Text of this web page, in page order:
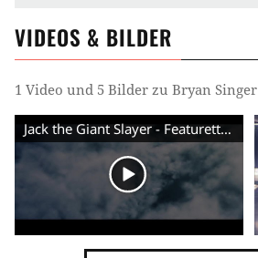
VIDEOS & BILDER
1 Video und 5 Bilder zu Bryan Singer
Jack the Giant Slayer - Featurette Legend (English) HD